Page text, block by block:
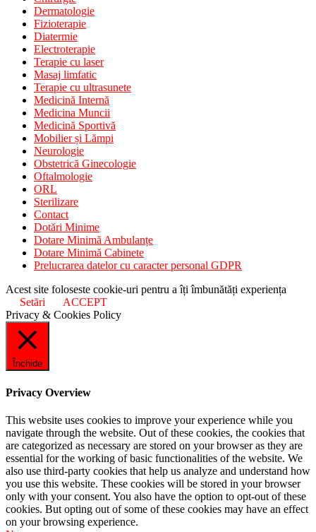
Dermatologie
Fizioterapie
Diatermie
Electroterapie
Terapie cu laser
Masaj limfatic
Terapie cu ultrasunete
Medicină Internă
Medicina Muncii
Medicină Sportivă
Mobilier și Lămpi
Neurologie
Obstetrică Ginecologie
Oftalmologie
ORL
Sterilizare
Contact
Dotări Minime
Dotare Minimă Ambulanțe
Dotare Minimă Cabinete
Prelucrarea datelor cu caracter personal GDPR
Acest site foloseste cookie-uri pentru a îți îmbunătăți experiența
Setări
ACCEPT
Privacy & Cookies Policy
Închide
Privacy Overview
This website uses cookies to improve your experience while you
navigate through the website. Out of these cookies, the cookies that
are categorized as necessary are stored on your browser as they are
essential for the working of basic functionalities of the website. We
also use third-party cookies that help us analyze and understand how
you use this website. These cookies will be stored in your browser
only with your consent. You also have the option to opt-out of these
cookies. But opting out of some of these cookies may have an effect
on your browsing experience.